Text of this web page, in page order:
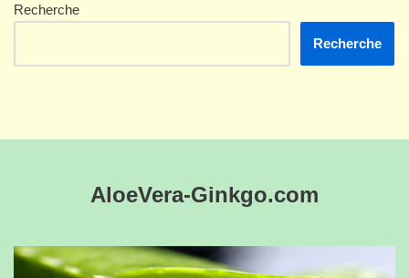
Recherche
Recherche
AloeVera-Ginkgo.com